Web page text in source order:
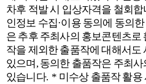
차후 적발 시 입상자격을 철회
인정보 수집·이용 동의에 동의
은 추후 주최사의 홍보콘텐츠
작을 제외한 출품작에 대해서도
있으며, 동의한 출품작은 주최
있습니다. * 미수상 출품작 활용